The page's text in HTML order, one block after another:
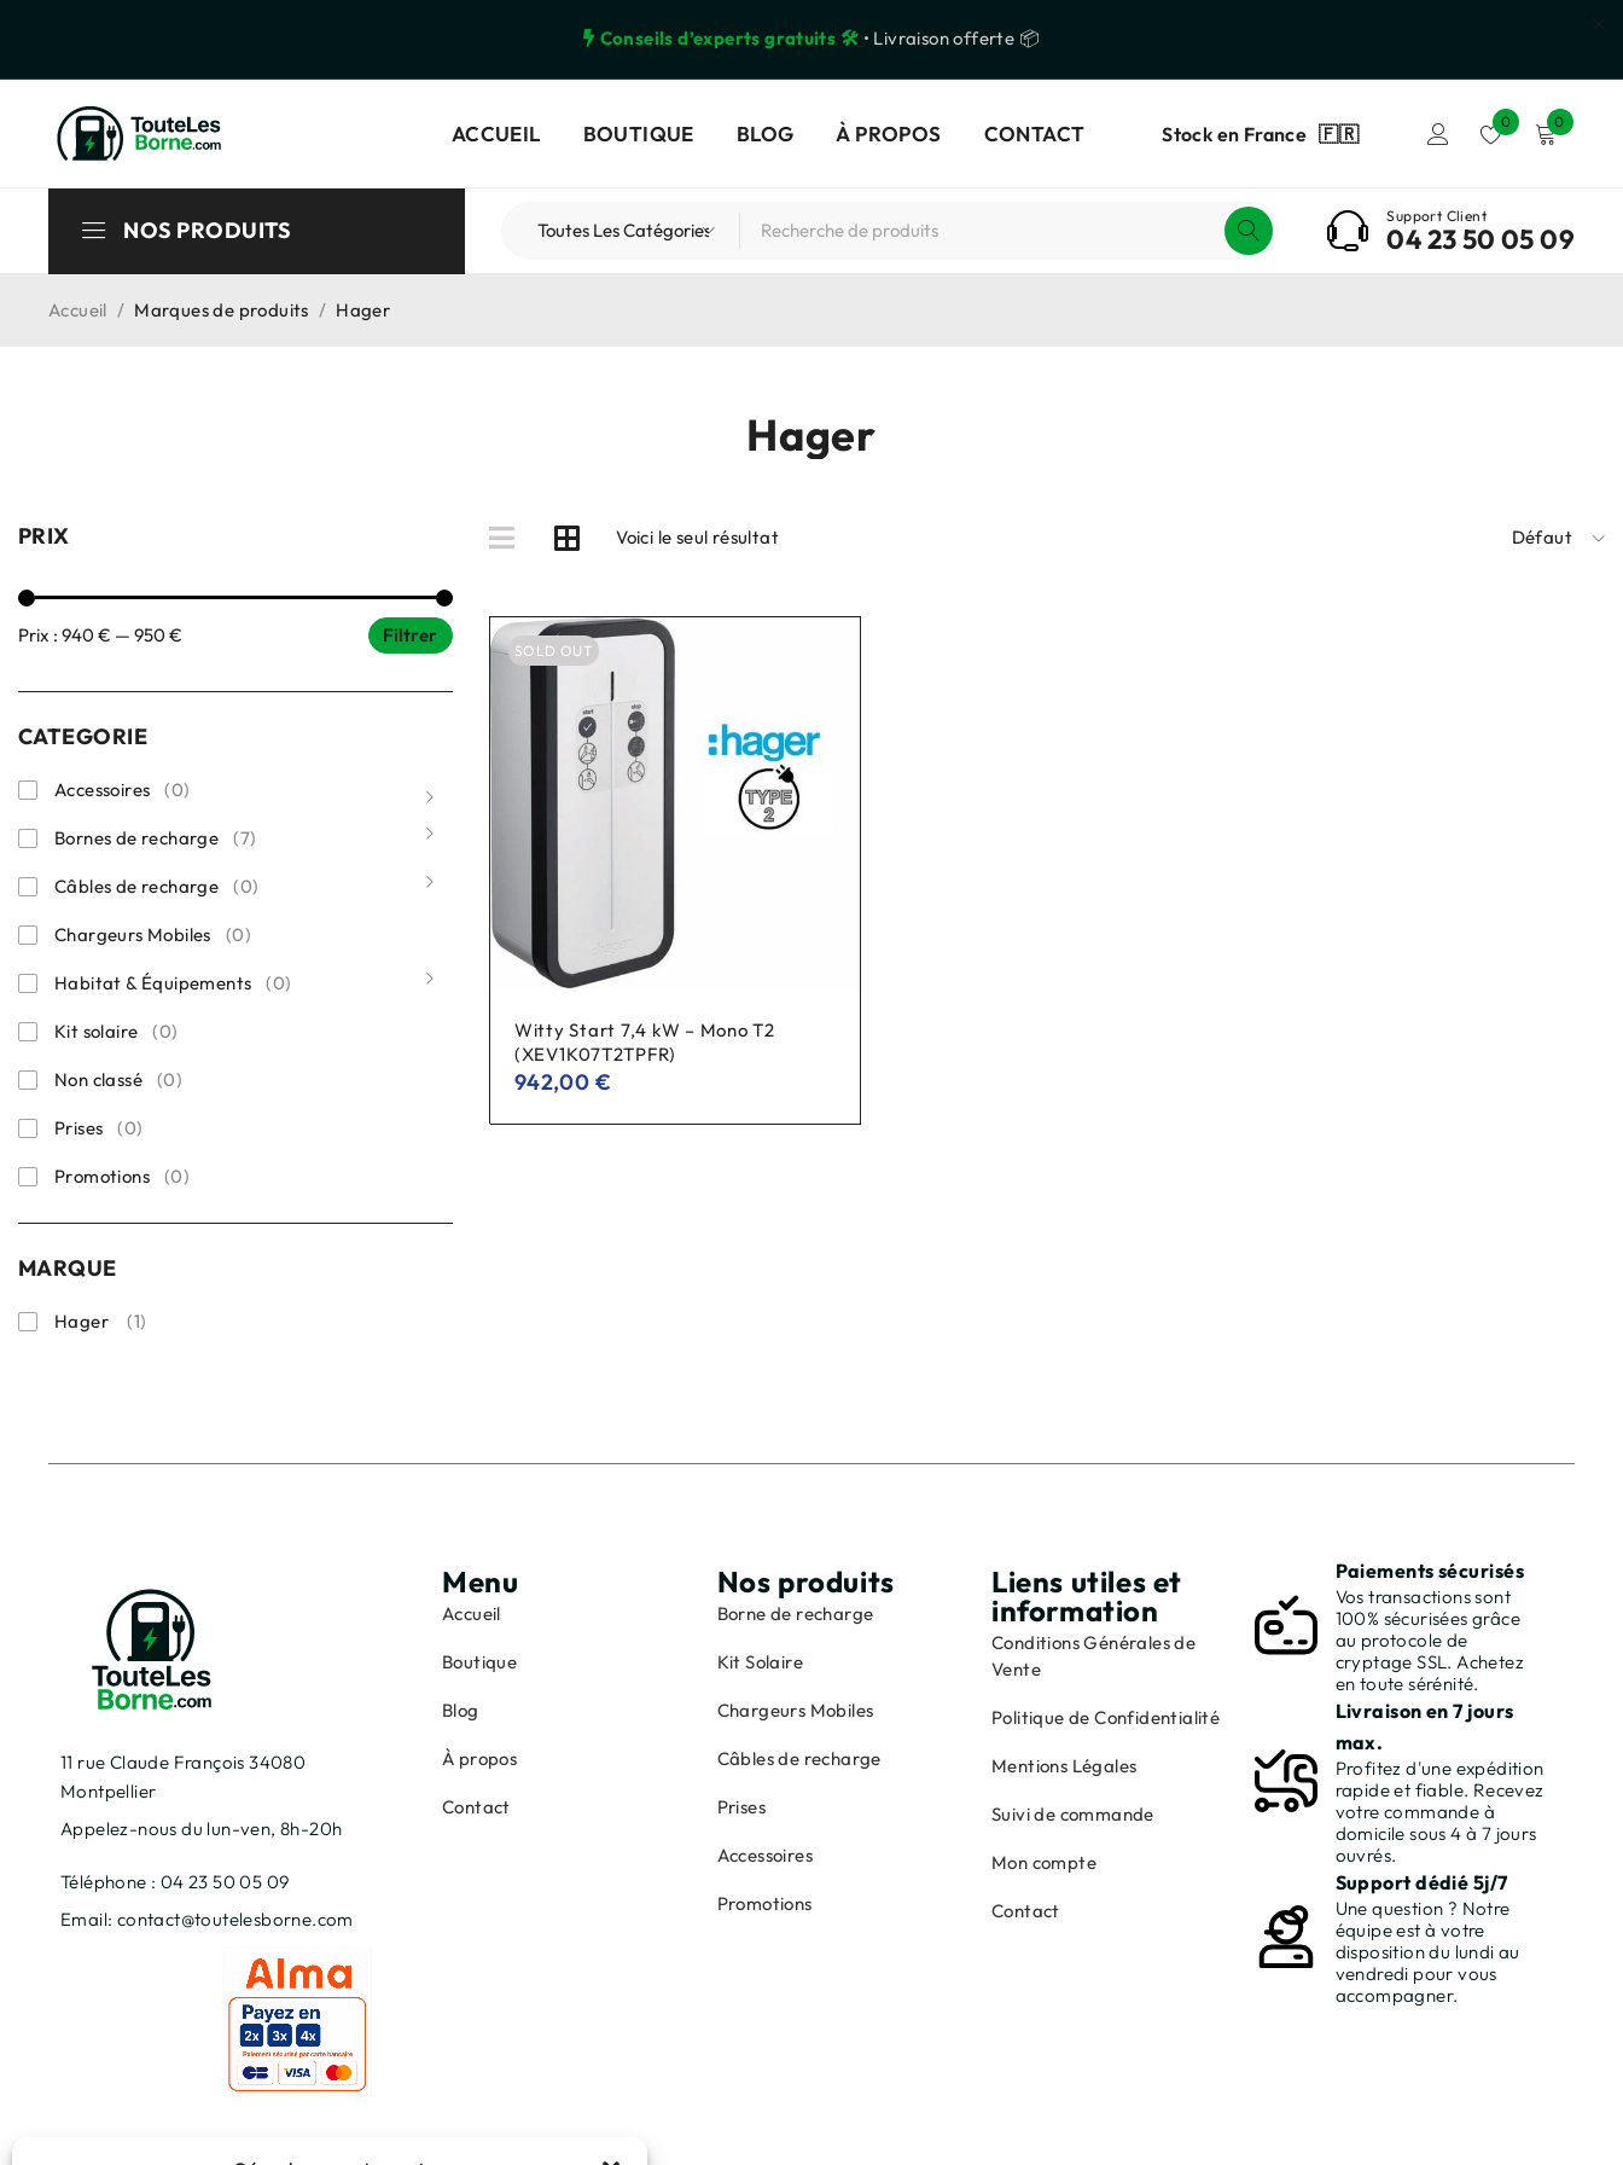
Conseils d’experts gratuits 🛠️ • Livraison offerte 📦
ACCUEIL BOUTIQUE BLOG À PROPOS CONTACT Stock en France 🇫🇷
0 0
NOS PRODUITS
Support Client
04 23 50 05 09
Hager
Accueil / Marques de produits / Hager
PRIX
Filtrer
Prix : 940 € — 950 €
CATEGORIE
Accessoires (0)
Bornes de recharge (7)
Câbles de recharge (0)
Chargeurs Mobiles (0)
Habitat & Équipements (0)
Kit solaire (0)
Non classé (0)
Prises (0)
Promotions (0)
MARQUE
Hager (1)
Voici le seul résultat Défaut
SOLD OUT
Witty Start 7,4 kW – Mono T2
(XEV1K07T2TPFR)
942,00 €
11 rue Claude François 34080
Montpellier
Appelez-nous du lun-ven, 8h-20h
Téléphone : 04 23 50 05 09
Email: contact@toutelesborne.com
Menu
Accueil
Boutique
Blog
À propos
Contact
Nos produits
Borne de recharge
Kit Solaire
Chargeurs Mobiles
Câbles de recharge
Prises
Accessoires
Promotions
Liens utiles et
information
Conditions Générales de
Vente
Politique de Confidentialité
Mentions Légales
Suivi de commande
Mon compte
Contact
Paiements sécurisés
Vos transactions sont
100% sécurisées grâce
au protocole de
cryptage SSL. Achetez
en toute sérénité.
Livraison en 7 jours
max.
Profitez d'une expédition
rapide et fiable. Recevez
votre commande à
domicile sous 4 à 7 jours
ouvrés.
Support dédié 5j/7
Une question ? Notre
équipe est à votre
disposition du lundi au
vendredi pour vous
accompagner.